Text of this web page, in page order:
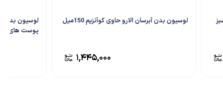
لوسیون بدن آبرسان الارو حاوی کوآنزیم 150میل
۱,۴۴۵,۰۰۰
پوست های